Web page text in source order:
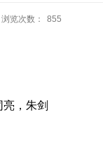
浏览次数： 855
，朱剑